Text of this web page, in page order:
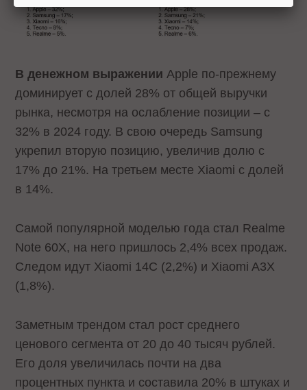
В денежном выражении Apple по-прежнему
доминирует с долей 28% от общей выручки
рынка, несмотря на ослабление позиции – с
32% в 2024 году. В свою очередь Samsung
укрепил вторую позицию, увеличив долю с
17% до 21%. На третьем месте Xiaomi с долей
в 14%.
Самой популярной моделью года стал Realme
Note 60X, на него пришлось 2,4% всех продаж.
Следом идут Xiaomi 14C (2,2%) и Xiaomi A3X
(1,8%).
Заметным трендом стал рост среднего
ценового сегмента от 20 до 40 тысяч рублей.
Его доля увеличилась почти на два
процентных пункта и составила 20% в штуках и